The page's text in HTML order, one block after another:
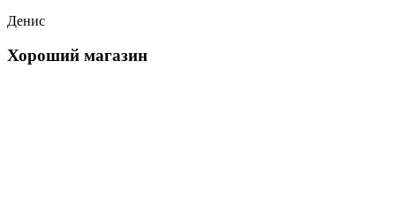
Денис
Хороший магазин